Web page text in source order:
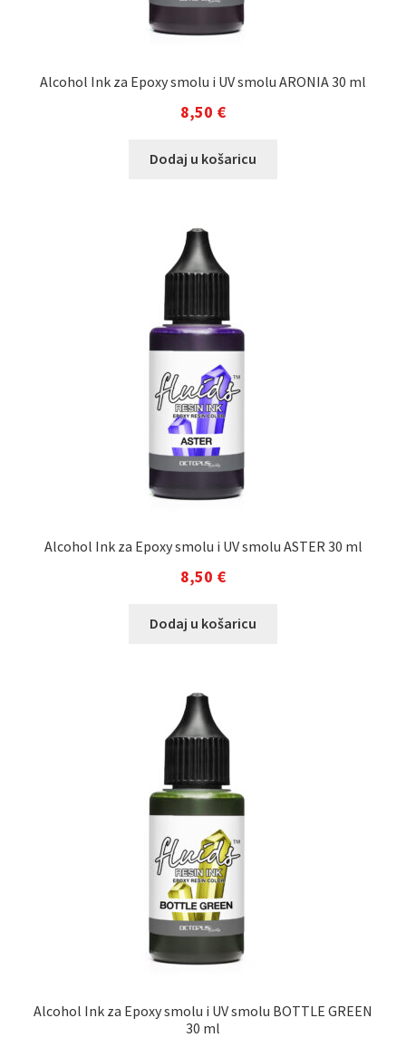
Alcohol Ink za Epoxy smolu i UV smolu ARONIA 30 ml
8,50 €
Dodaj u košaricu
Alcohol Ink za Epoxy smolu i UV smolu ASTER 30 ml
8,50 €
Dodaj u košaricu
Alcohol Ink za Epoxy smolu i UV smolu BOTTLE GREEN
30 ml